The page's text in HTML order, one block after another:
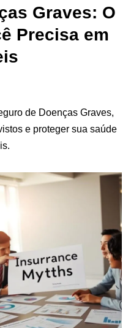
Graves: O
Precisa em
de Doenças Graves,
e proteger sua saúde